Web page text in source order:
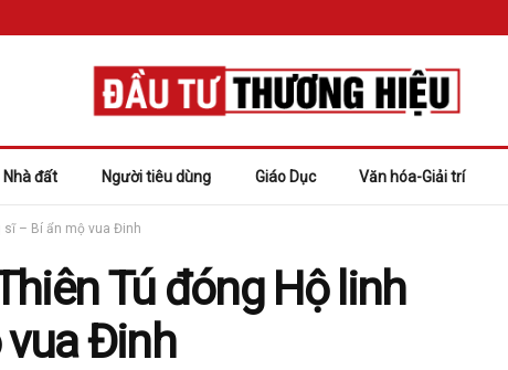
Nhà đất Người tiêu dùng Giáo Dục Văn hóa-Giải trí
sĩ – Bí ẩn mộ vua Đinh
Tú đóng Hộ linh
vua Đinh